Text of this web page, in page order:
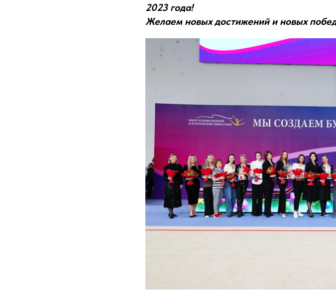
2023 года!
Желаем новых достижений и новых